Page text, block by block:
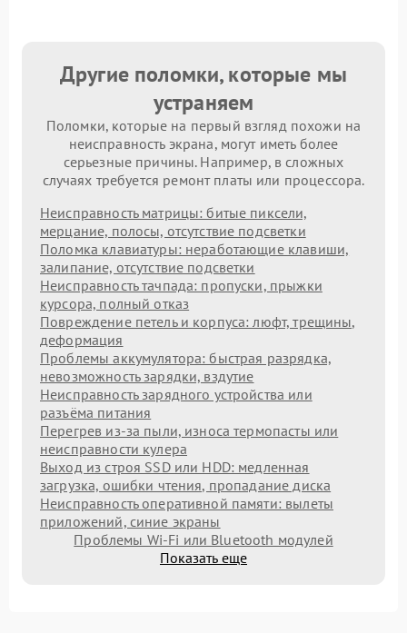
Другие поломки, которые мы
устраняем
Поломки, которые на первый взгляд похожи на
неисправность экрана, могут иметь более
серьезные причины. Например, в сложных
случаях требуется ремонт платы или процессора.
Неисправность матрицы: битые пиксели,
мерцание, полосы, отсутствие подсветки
Поломка клавиатуры: неработающие клавиши,
залипание, отсутствие подсветки
Неисправность тачпада: пропуски, прыжки
курсора, полный отказ
Повреждение петель и корпуса: люфт, трещины,
деформация
Проблемы аккумулятора: быстрая разрядка,
невозможность зарядки, вздутие
Неисправность зарядного устройства или
разъёма питания
Перегрев из‑за пыли, износа термопасты или
неисправности кулера
Выход из строя SSD или HDD: медленная
загрузка, ошибки чтения, пропадание диска
Неисправность оперативной памяти: вылеты
приложений, синие экраны
Проблемы Wi‑Fi или Bluetooth модулей
Показать еще